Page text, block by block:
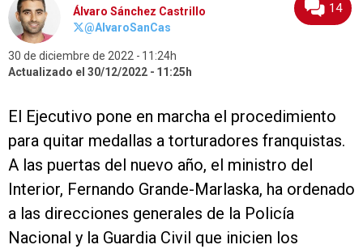
Álvaro Sánchez Castrillo
@AlvaroSanCas
30 de diciembre de 2022
11:24h
Actualizado el 30/12/2022
11:25h
14
El Ejecutivo pone en marcha el procedimiento
para quitar medallas a torturadores franquistas.
A las puertas del nuevo año, el ministro del
Interior, Fernando Grande-Marlaska, ha ordenado
a las direcciones generales de la Policía
Nacional y la Guardia Civil que inicien los